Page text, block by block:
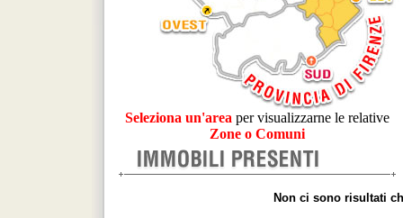
Seleziona un'area per visualizzarne le relative
Zone o Comuni
Non ci sono risultati